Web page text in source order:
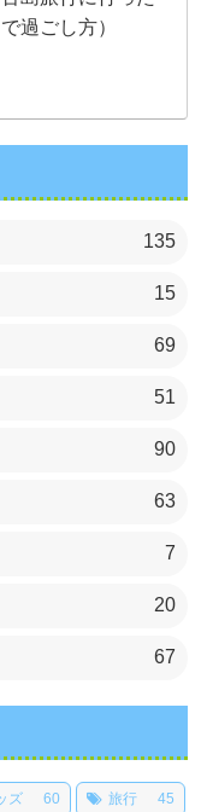
過ごし方）
135
15
69
51
90
63
7
20
67
ズ 60 旅行 45